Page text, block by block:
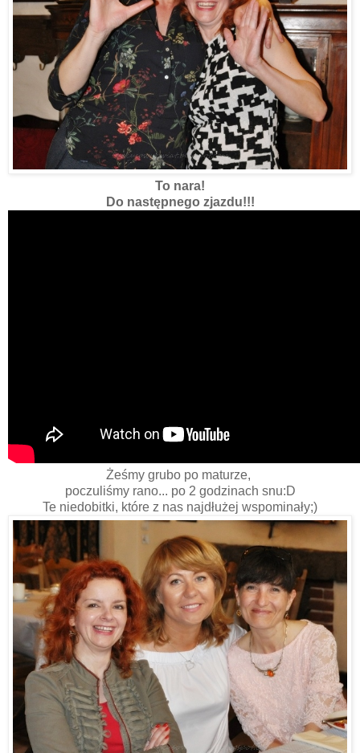
To nara!
Do następnego zjazdu!!!
Żeśmy grubo po maturze,
poczuliśmy rano... po 2 godzinach snu:D
Te niedobitki, które z nas najdłużej wspominały;)